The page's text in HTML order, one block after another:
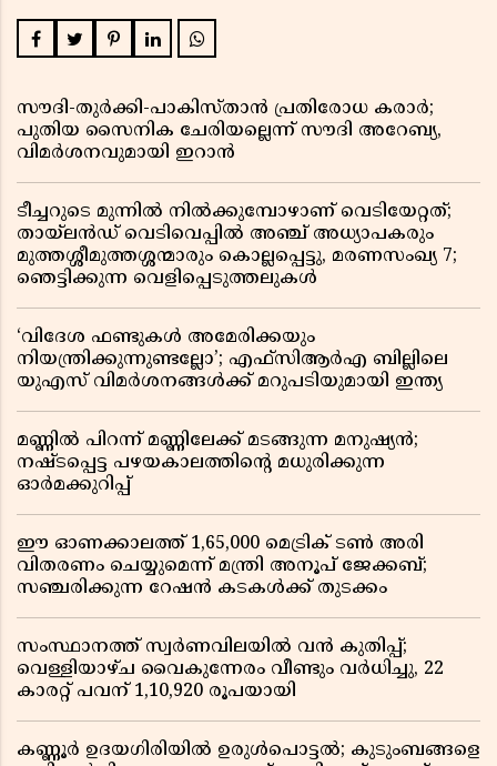
സൗദി-തുർക്കി-പാകിസ്താൻ പ്രതിരോധ കരാർ;
പുതിയ സൈനിക ചേരിയല്ലെന്ന് സൗദി അറേബ്യ,
വിമർശനവുമായി ഇറാൻ
ടീച്ചറുടെ മുന്നിൽ നിൽക്കുമ്പോഴാണ് വെടിയേറ്റത്;
തായ്‌ലൻഡ് വെടിവെപ്പിൽ അഞ്ച് അധ്യാപകരും
മുത്തശ്ശീമുത്തശ്ശന്മാരും കൊല്ലപ്പെട്ടു, മരണസംഖ്യ 7;
ഞെട്ടിക്കുന്ന വെളിപ്പെടുത്തലുകൾ
‘വിദേശ ഫണ്ടുകൾ അമേരിക്കയും
നിയന്ത്രിക്കുന്നുണ്ടല്ലോ’; എഫ്സിആർഎ ബില്ലിലെ
യുഎസ് വിമർശനങ്ങൾക്ക് മറുപടിയുമായി ഇന്ത്യ
മണ്ണിൽ പിറന്ന് മണ്ണിലേക്ക് മടങ്ങുന്ന മനുഷ്യൻ;
നഷ്ടപ്പെട്ട പഴയകാലത്തിൻ്റെ മധുരിക്കുന്ന
ഓർമക്കുറിപ്പ്
ഈ ഓണക്കാലത്ത് 1,65,000 മെട്രിക് ടൺ അരി
വിതരണം ചെയ്യുമെന്ന് മന്ത്രി അനൂപ് ജേക്കബ്;
സഞ്ചരിക്കുന്ന റേഷൻ കടകൾക്ക് തുടക്കം
സംസ്ഥാനത്ത് സ്വർണവിലയിൽ വൻ കുതിപ്പ്;
വെള്ളിയാഴ്ച വൈകുന്നേരം വീണ്ടും വർധിച്ചു, 22
കാരറ്റ് പവന് 1,10,920 രൂപയായി
കണ്ണൂർ ഉദയഗിരിയിൽ ഉരുൾപൊട്ടൽ; കുടുംബങ്ങളെ